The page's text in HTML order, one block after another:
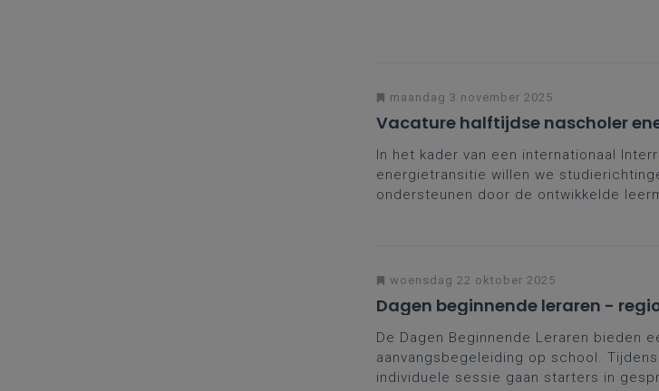
maandag 3 november 2025
Vacature halftijdse nascholer
In het kader van een internationaal
energietransitie willen we
ondersteunen door de ontwikkelde
woensdag 22 oktober 2025
Dagen beginnende leraren -
De Dagen Beginnende Leraren bieden
aanvangsbegeleiding op school.
individuele sessie gaan starters in